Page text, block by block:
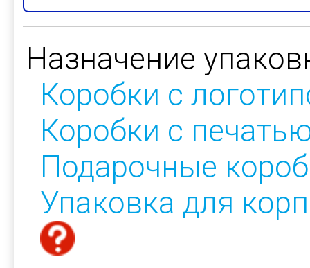
Назначение
Коробки с
Коробки с
Подарочные
Упаковка для